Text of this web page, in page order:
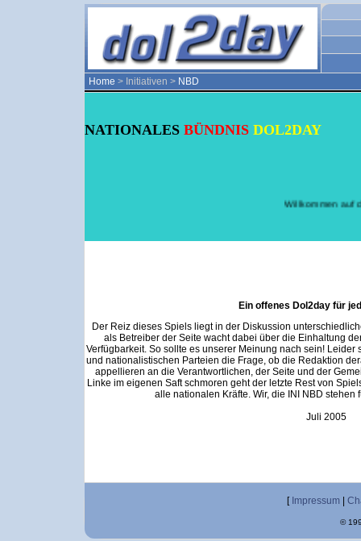
Home > Initiativen > NBD
NATIONALES BÜNDNIS DOL2DAY
Willkommen auf
Ein offenes Dol2day für
Der Reiz dieses Spiels liegt in der Diskussion
als Betreiber der Seite wacht dabei über die Einhaltung
Verfügbarkeit. So sollte es unserer Meinung nach sein!
und nationalistischen Parteien die Frage, ob die Redaktion
appellieren an die Verantwortlichen, der Seite und der
Linke im eigenen Saft schmoren geht der letzte Rest von
alle nationalen Kräfte. Wir, die INI NBD stehen
Juli 2005
[ Impressum
©